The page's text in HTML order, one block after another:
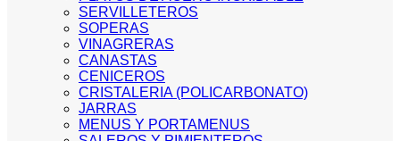
SERVILLETEROS
SOPERAS
VINAGRERAS
CANASTAS
CENICEROS
CRISTALERIA (POLICARBONATO)
JARRAS
MENUS Y PORTAMENUS